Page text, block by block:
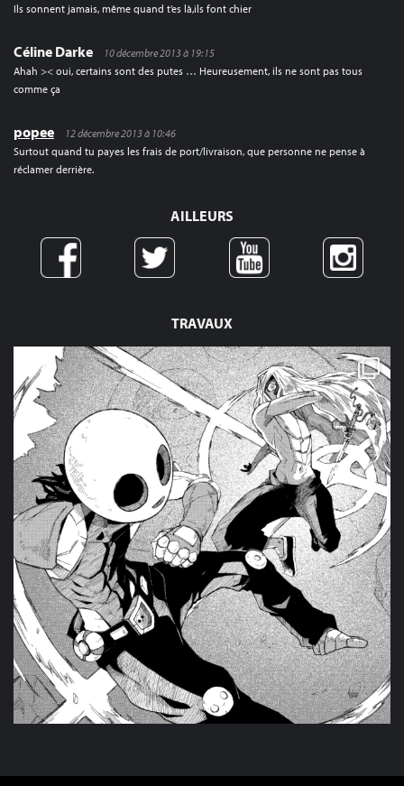
TRAVAUX
Ils sonnent jamais, même quand t’es là,ils font chier
Céline Darke
10 décembre 2013 à 19:15
Ahah >< oui, certains sont des putes … Heureusement, ils ne sont pas tous
comme ça
popee
12 décembre 2013 à 10:46
Surtout quand tu payes les frais de port/livraison, que personne ne pense à
réclamer derrière.
AILLEURS